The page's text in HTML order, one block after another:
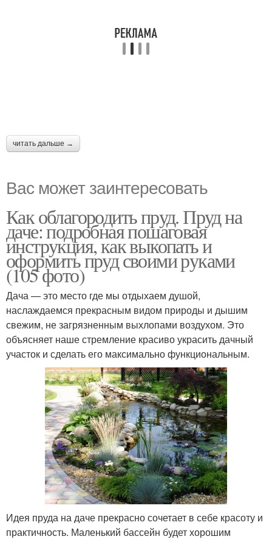
читать дальше →
Вас может заинтересовать
Как облагородить пруд. Пруд на
даче: подробная пошаговая
инструкция, как выкопать и
оформить пруд своими руками
(105 фото)
Дача — это место где мы отдыхаем душой,
наслаждаемся прекрасным видом природы и дышим
свежим, не загрязненным выхлопами воздухом. Это
объясняет наше стремление красиво украсить дачный
участок и сделать его максимально функциональным.
Идея пруда на даче прекрасно сочетает в себе красоту и
практичность. Маленький бассейн будет хорошим